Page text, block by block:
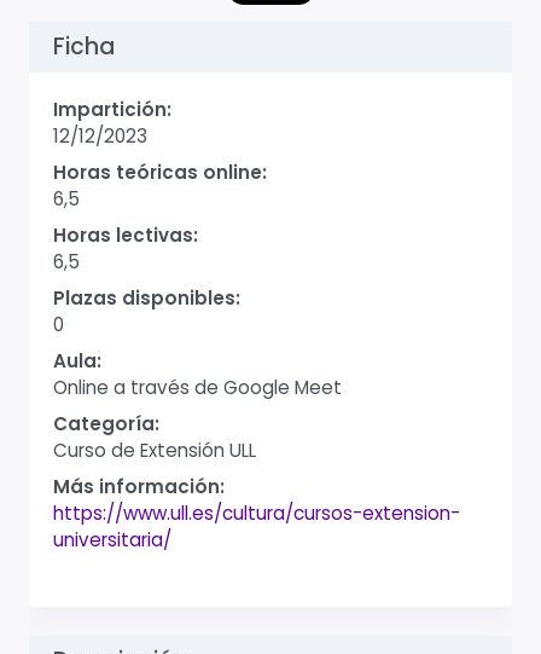
Ficha
Impartición:
12/12/2023
Horas teóricas online:
6,5
Horas lectivas:
6,5
Plazas disponibles:
0
Aula:
Online a través de Google Meet
Categoría:
Curso de Extensión ULL
Más información:
https://www.ull.es/cultura/cursos-extension-
universitaria/